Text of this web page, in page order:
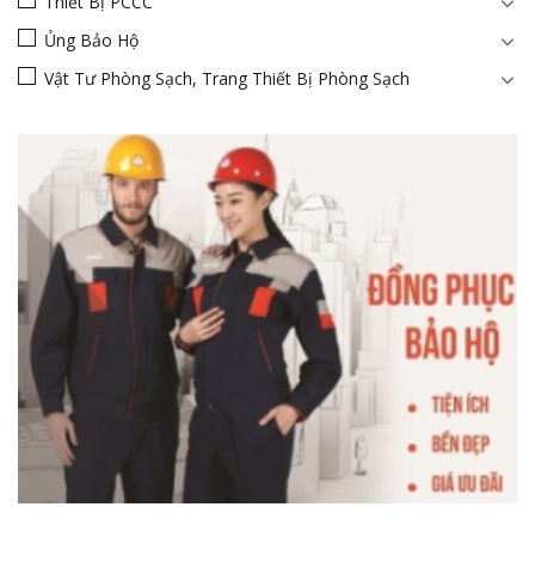
Ủng Bảo Hộ
Vật Tư Phòng Sạch, Trang Thiết Bị Phòng Sạch